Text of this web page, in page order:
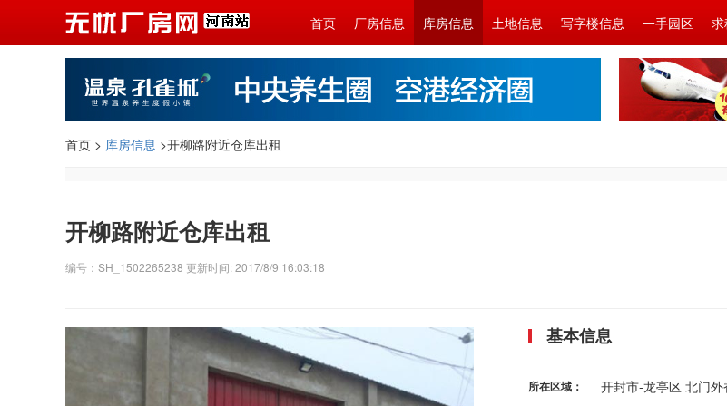
首页 厂房信息 库房信息 土地信息 写字楼信息 一手园区
首页 > 库房信息 >开柳路附近仓库出租
开柳路附近仓库出租
编号：SH_1502265238 更新时间: 2017/8/9 16:03:18
基本信息
所在区域： 开封市-龙亭区 北门